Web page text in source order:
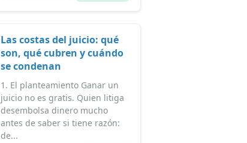
Las costas del juicio: qué
son, qué cubren y cuándo
se condenan
1. El planteamiento Ganar un
juicio no es gratis. Quien litiga
desembolsa dinero mucho
antes de saber si tiene razón:
de...